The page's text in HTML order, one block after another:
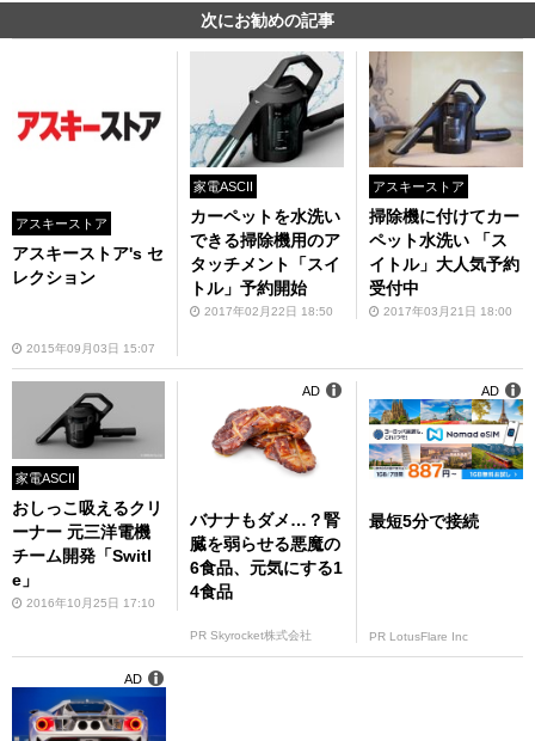
次にお勧めの記事
アスキーストア
アスキーストア's セ
レクション
2015年09月03日 15:07
家電ASCII
カーペットを水洗い
できる掃除機用のア
タッチメント「スイ
トル」予約開始
2017年02月22日 18:50
アスキーストア
掃除機に付けてカー
ペット水洗い 「ス
イトル」大人気予約
受付中
2017年03月21日 18:00
家電ASCII
おしっこ吸えるクリ
ーナー 元三洋電機
チーム開発「Switl
e」
2016年10月25日 17:10
バナナもダメ…？腎
臓を弱らせる悪魔の
6食品、元気にする1
4食品
PR Skyrocket株式会社
AD
最短5分で接続
PR LotusFlare Inc
AD
AD